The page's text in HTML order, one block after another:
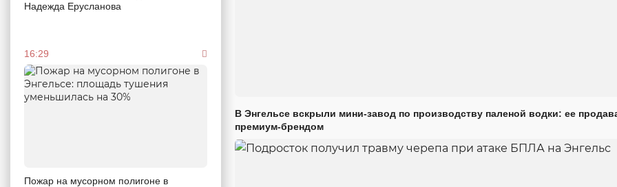
Надежда Ерусланова
16:29
Пожар на мусорном полигоне в
В Энгельсе вскрыли мини-завод по производству паленой водки: ее
премиум-брендом